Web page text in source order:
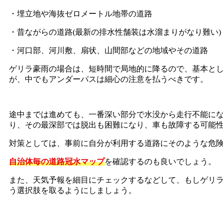
・埋立地や海抜ゼロメートル地帯の道路
・昔ながらの道路(最新の排水性舗装は水溜まりがなり難い)
・河口部、河川敷、扇状、山間部などの地域やその道路
ゲリラ豪雨の場合は、短時間で局地的に降るので、基本と
が、中でもアンダーパスは細心の注意を払うべきです。
途中までは進めても、一番深い部分で水没から走行不能に
り、その最深部では脱出も困難になり、車も故障する可能
対策としては、事前に自分が利用する道路にそのような危
自治体毎の道路冠水マップを確認するのも良いでしょう。
また、天気予報を細目にチェックするなどして、もしゲリ
う選択肢を取るようにしましょう。